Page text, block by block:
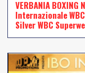
VERBANIA
Internazionale
Silver WBC